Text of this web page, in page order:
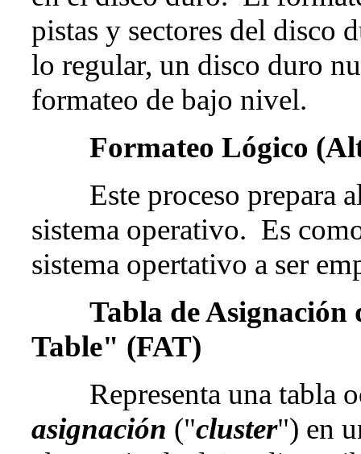
pistas y sectores del disco
lo regular, un disco duro
formateo de bajo nivel.
Formateo Lógico
Este proceso prepara al
sistema operativo. Es
sistema opertativo a ser
Tabla de
Table" (FAT)
Representa una tabla
asignación ("cluster") en